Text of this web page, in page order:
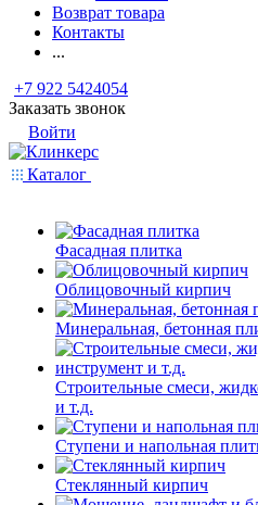
Возврат товара
Контакты
...
+7 922 5424054
Заказать звонок
Войти
Каталог
Фасадная плитка
Облицовочный кирпич
Минеральная, бетонная
Строительные смеси,
и т.д.
Ступени и напольная
Cтеклянный кирпич